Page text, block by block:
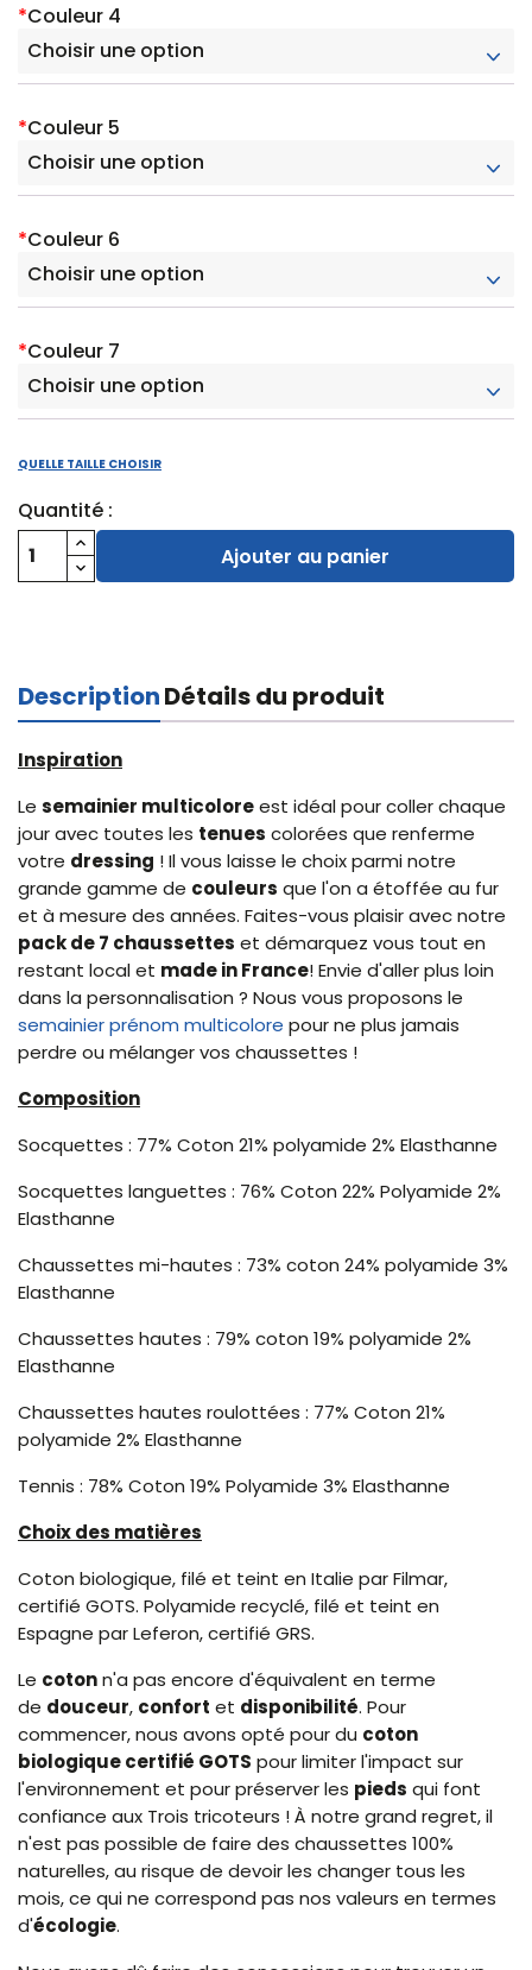
*Couleur 4
*Couleur 5
*Couleur 6
*Couleur 7
QUELLE TAILLE CHOISIR
Quantité :
Ajouter au panier
DescriptionDétails du produit
Inspiration
Le semainier multicoloreest idéal pour coller chaque
jour avec toutes les tenues colorées que renferme
votre dressing ! Il vous laisse le choix parmi notre
grande gamme de couleurs que l'on a étoffée au fur
et à mesure des années. Faites-vous plaisir avec notre
pack de 7 chaussettes et démarquez vous tout en
restant local et made in France! Envie d'aller plus loin
dans la personnalisation ? Nous vous proposons le
semainier prénom multicolore pour ne plus jamais
perdre ou mélanger vos chaussettes !
Composition
Socquettes : 77% Coton 21% polyamide 2% Elasthanne
Socquettes languettes : 76% Coton 22% Polyamide 2%
Elasthanne
Chaussettes mi-hautes : 73% coton 24% polyamide 3%
Elasthanne
Chaussettes hautes : 79% coton 19% polyamide 2%
Elasthanne
Chaussettes hautes roulottées : 77% Coton 21%
polyamide 2% Elasthanne
Tennis : 78% Coton 19% Polyamide 3% Elasthanne
Choix des matières
Coton biologique, filé et teint en Italie par Filmar,
certifié GOTS. Polyamide recyclé, filé et teint en
Espagne par Leferon, certifié GRS.
Le cotonn'a pas encore d'équivalent en terme
de douceur, confort et disponibilité. Pour
commencer, nous avons opté pour du coton
biologique certifié GOTS pour limiter l'impact sur
l'environnement et pour préserver les pieds qui font
confiance aux Trois tricoteurs ! À notre grand regret, il
n'est pas possible de faire des chaussettes 100%
naturelles, au risque de devoir les changer tous les
mois, ce qui ne correspond pas nos valeurs en termes
d'écologie.